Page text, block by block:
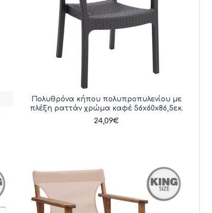
Πολυθρόνα κήπου πολυπροπυλενίου με
πλέξη ραττάν χρώμα καφέ 56x60x86,5εκ.
24,09€